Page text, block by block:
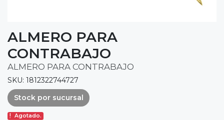
ALMERO PARA
CONTRABAJO
ALMERO PARA CONTRABAJO
SKU: 1812322744727
Stock por sucursal
Agotado.